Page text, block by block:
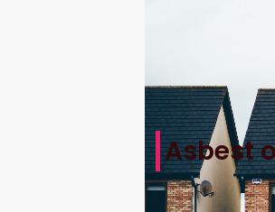
Asbest
Hjem>
>